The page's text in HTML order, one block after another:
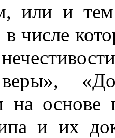
или и тем
в числе
на основе
и их